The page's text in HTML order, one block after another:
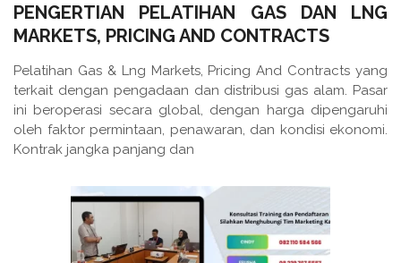
PENGERTIAN PELATIHAN GAS DAN LNG
MARKETS, PRICING AND CONTRACTS
Pelatihan Gas & Lng Markets, Pricing And Contracts yang
terkait dengan pengadaan dan distribusi gas alam. Pasar
ini beroperasi secara global, dengan harga dipengaruhi
oleh faktor permintaan, penawaran, dan kondisi ekonomi.
Kontrak jangka panjang dan